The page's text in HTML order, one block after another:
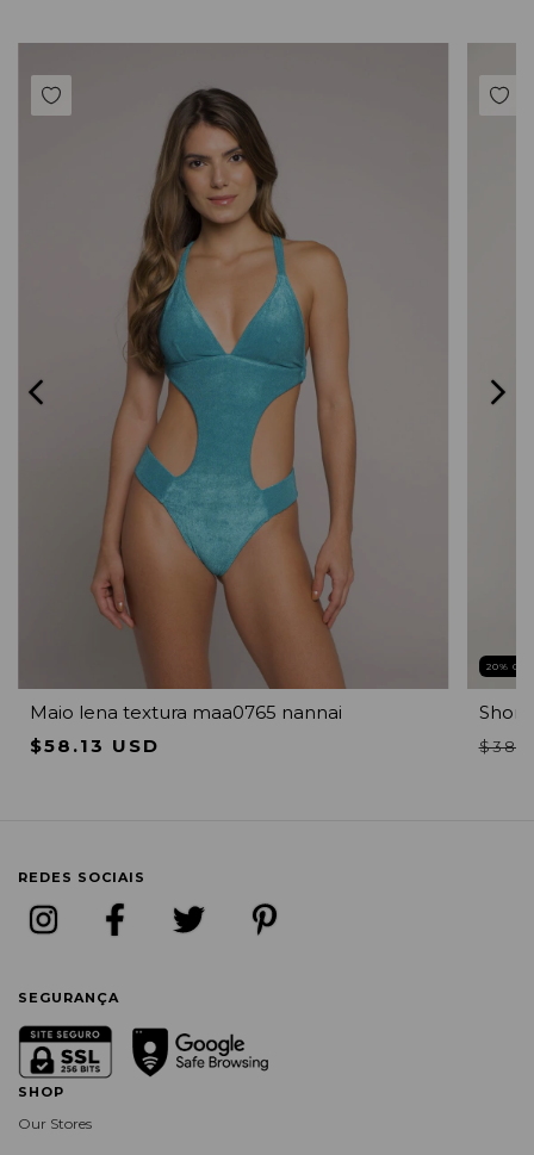
Maio lena textura maa0765 nannai
$58.13 USD
20% OFF
Short
REDES SOCIAIS
SEGURANÇA
SHOP
Our Stores